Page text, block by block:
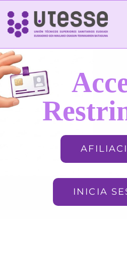
Skip
content
Inicio
QUIÉNES SOMOS
INICIA